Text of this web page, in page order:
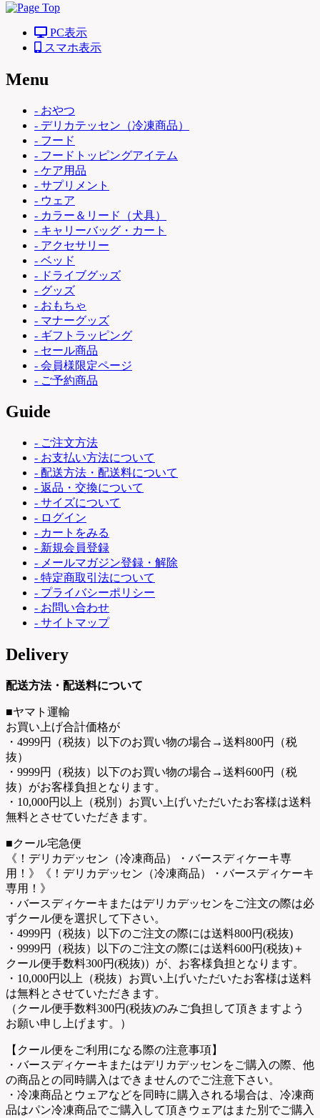
PC表示
スマホ表示
Menu
- おやつ
- デリカテッセン（冷凍商品）
- フード
- フードトッピングアイテム
- ケア用品
- サプリメント
- ウェア
- カラー＆リード（犬具）
- キャリーバッグ・カート
- アクセサリー
- ベッド
- ドライブグッズ
- グッズ
- おもちゃ
- マナーグッズ
- ギフトラッピング
- セール商品
- 会員様限定ページ
- ご予約商品
Guide
- ご注文方法
- お支払い方法について
- 配送方法・配送料について
- 返品・交換について
- サイズについて
- ログイン
- カートをみる
- 新規会員登録
- メールマガジン登録・解除
- 特定商取引法について
- プライバシーポリシー
- お問い合わせ
- サイトマップ
Delivery
配送方法・配送料について
■ヤマト運輸
お買い上げ合計価格が
・4999円（税抜）以下のお買い物の場合→送料800円（税
抜）
・9999円（税抜）以下のお買い物の場合→送料600円（税
抜）がお客様負担となります。
・10,000円以上（税別）お買い上げいただいたお客様は送料
無料とさせていただきます。
■クール宅急便
《！デリカデッセン（冷凍商品）・バースディケーキ専
用！》《！デリカデッセン（冷凍商品）・バースディケーキ
専用！》
・バースディケーキまたはデリカデッセンをご注文の際は必
ずクール便を選択して下さい。
・4999円（税抜）以下のご注文の際には送料800円(税抜)
・9999円（税抜）以下のご注文の際には送料600円(税抜)＋
クール便手数料300円(税抜)）が、お客様負担となります。
・10,000円以上（税抜）お買い上げいただいたお客様は送料
は無料とさせていただきます。
（クール便手数料300円(税抜)のみご負担して頂きますよう
お願い申し上げます。）
【クール便をご利用になる際の注意事項】
・バースディケーキまたはデリカデッセンをご購入の際、他
の商品との同時購入はできませんのでご注意下さい。
・冷凍商品とウェアなどを同時に購入される場合は、冷凍商
品はパン冷凍商品でご購入して頂きウェアはまた別でご購入